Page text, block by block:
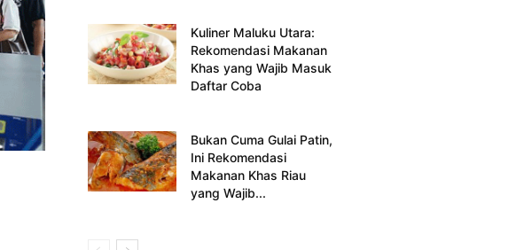
Kuliner Maluku Utara:
Rekomendasi Makanan
Khas yang Wajib Masuk
Daftar Coba
Bukan Cuma Gulai Patin,
Ini Rekomendasi
Makanan Khas Riau
yang Wajib...